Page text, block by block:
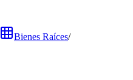
Bienes Raíces/